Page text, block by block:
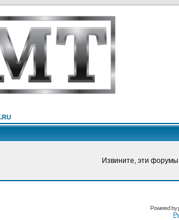
Извините, эти
Powered by